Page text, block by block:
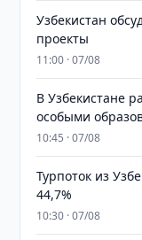
Узбекистан
проекты
11:00 · 07/08
В Узбекистане
особыми
10:45 · 07/08
Турпоток из
44,7%
10:30 · 07/08